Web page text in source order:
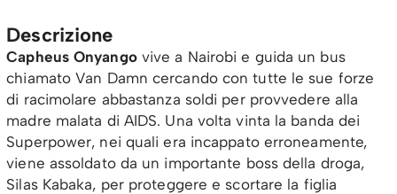
Descrizione
Capheus Onyangovive a Nairobi e guida un bus
chiamatoVan Damn cercando con tutte le sue forze
di racimolare abbastanza soldi per provvedere alla
madre malata di AIDS. Una volta vinta la banda dei
Superpower, nei quali era incappato erroneamente,
viene assoldato da un importante boss della droga,
Silas Kabaka, per proteggere e scortare la figlia